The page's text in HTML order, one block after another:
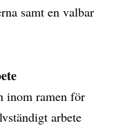
samt en valbar
inom ramen för
arbete